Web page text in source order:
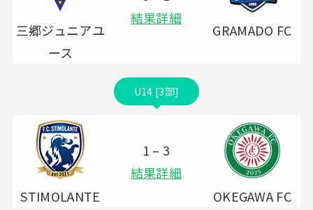
三郷ジュニアユ
ース
結果詳細
GRAMADO FC
U14 [3部]
STIMOLANTE
1 – 3
結果詳細
OKEGAWA FC